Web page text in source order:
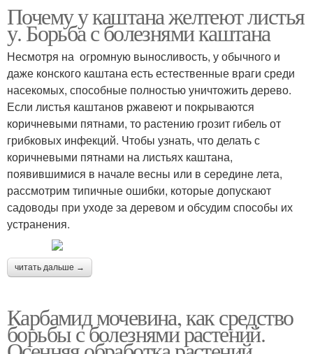
Почему у каштана желтеют листья
у. Борьба с болезнями каштана
Несмотря на огромную выносливость, у обычного и
даже конского каштана есть естественные враги среди
насекомых, способные полностью уничтожить дерево.
Если листья каштанов ржавеют и покрываются
коричневыми пятнами, то растению грозит гибель от
грибковых инфекций. Чтобы узнать, что делать с
коричневыми пятнами на листьях каштана,
появившимися в начале весны или в середине лета,
рассмотрим типичные ошибки, которые допускают
садоводы при уходе за деревом и обсудим способы их
устранения.
читать дальше →
Карбамид мочевина, как средство
борьбы с болезнями растений.